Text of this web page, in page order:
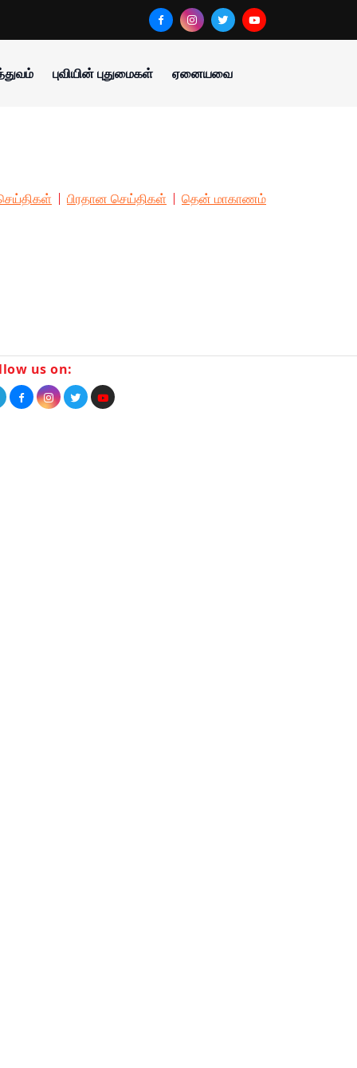
புவியின் புதுமைகள் ஏனையவை
பிரதான செய்திகள் தென் மாகாணம்
us on: